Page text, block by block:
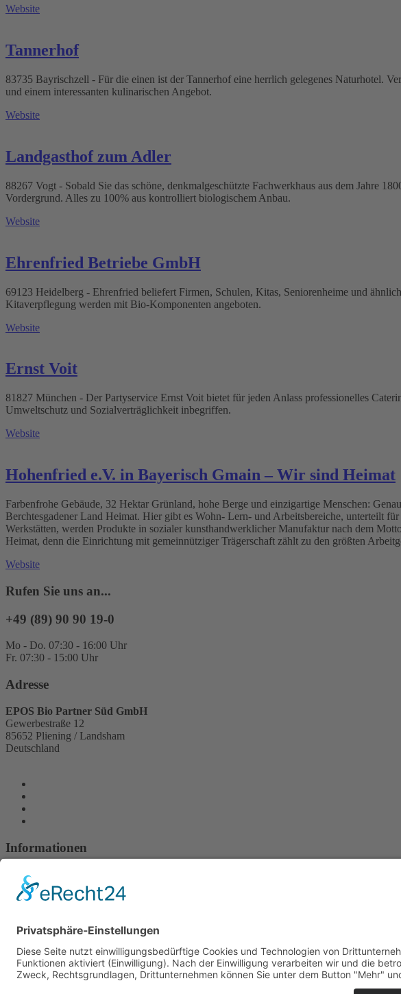
Website
Tannerhof
83735 Bayrischzell - Für die einen ist der Tannerhof eine herrlich gelegenes Naturhotel.
und einem interessanten kulinarischen Angebot.
Website
Landgasthof zum Adler
88267 Vogt - Sobald Sie das schöne, denkmalgeschützte Fachwerkhaus aus dem Jahre
Vordergrund. Alles zu 100% aus kontrolliert biologischem Anbau.
Website
Ehrenfried Betriebe GmbH
69123 Heidelberg - Ehrenfried beliefert Firmen, Schulen, Kitas, Seniorenheime und
Kitaverpflegung werden mit Bio-Komponenten angeboten.
Website
Ernst Voit
81827 München - Der Partyservice Ernst Voit bietet für jeden Anlass professionelles
Umweltschutz und Sozialverträglichkeit inbegriffen.
Website
Hohenfried e.V. in Bayerisch Gmain – Wir sind Heimat
Farbenfrohe Gebäude, 32 Hektar Grünland, hohe Berge und einzigartige Menschen:
Berchtesgadener Land Heimat. Hier gibt es Wohn- Lern- und Arbeitsbereiche, unterteilt
Werkstätten, werden Produkte in sozialer kunsthandwerklicher Manufaktur nach dem
Heimat, denn die Einrichtung mit gemeinnütziger Trägerschaft zählt zu den größten
Website
Rufen Sie uns an...
+49 (89) 90 90 19-0
Mo - Do. 07:30 - 16:00 Uhr
Fr. 07:30 - 15:00 Uhr
Adresse
EPOS Bio Partner Süd GmbH
Gewerbestraße 12
85652 Pliening / Landsham
Deutschland
Informationen
Datenschutz
FAQ
Öko-Kennzeichnung